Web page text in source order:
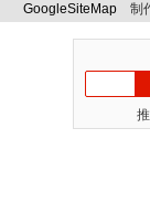
GoogleSiteMap 制